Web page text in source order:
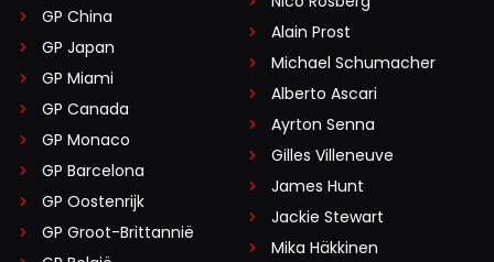
GP China
GP Japan
GP Miami
GP Canada
GP Monaco
GP Barcelona
GP Oostenrijk
GP Groot-Brittannië
Alain Prost
Michael Schumacher
Alberto Ascari
Ayrton Senna
Gilles Villeneuve
James Hunt
Jackie Stewart
Mika Häkkinen